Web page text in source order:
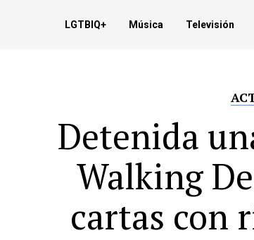
LGTBIQ+ Música Televisión
Detenida
Walking
cartas con